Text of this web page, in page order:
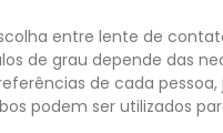
entre lente de
de grau depende das
de cada pessoa,
podem ser utilizados